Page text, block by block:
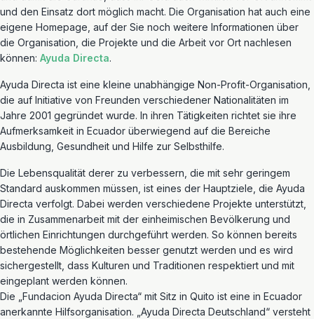
und den Einsatz dort möglich macht. Die Organisation hat auch eine
eigene Homepage, auf der Sie noch weitere Informationen über
die Organisation, die Projekte und die Arbeit vor Ort nachlesen
können: Ayuda Directa.
Ayuda Directa ist eine kleine unabhängige Non-Profit-Organisation,
die auf Initiative von Freunden verschiedener Nationalitäten im
Jahre 2001 gegründet wurde. In ihren Tätigkeiten richtet sie ihre
Aufmerksamkeit in Ecuador überwiegend auf die Bereiche
Ausbildung, Gesundheit und Hilfe zur Selbsthilfe.
Die Lebensqualität derer zu verbessern, die mit sehr geringem
Standard auskommen müssen, ist eines der Hauptziele, die Ayuda
Directa verfolgt. Dabei werden verschiedene Projekte unterstützt,
die in Zusammenarbeit mit der einheimischen Bevölkerung und
örtlichen Einrichtungen durchgeführt werden. So können bereits
bestehende Möglichkeiten besser genutzt werden und es wird
sichergestellt, dass Kulturen und Traditionen respektiert und mit
eingeplant werden können.
Die „Fundacion Ayuda Directa“ mit Sitz in Quito ist eine in Ecuador
anerkannte Hilfsorganisation. „Ayuda Directa Deutschland“ versteht